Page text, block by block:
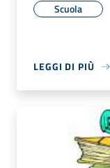
Scuola
LEGGI DI PIÙ